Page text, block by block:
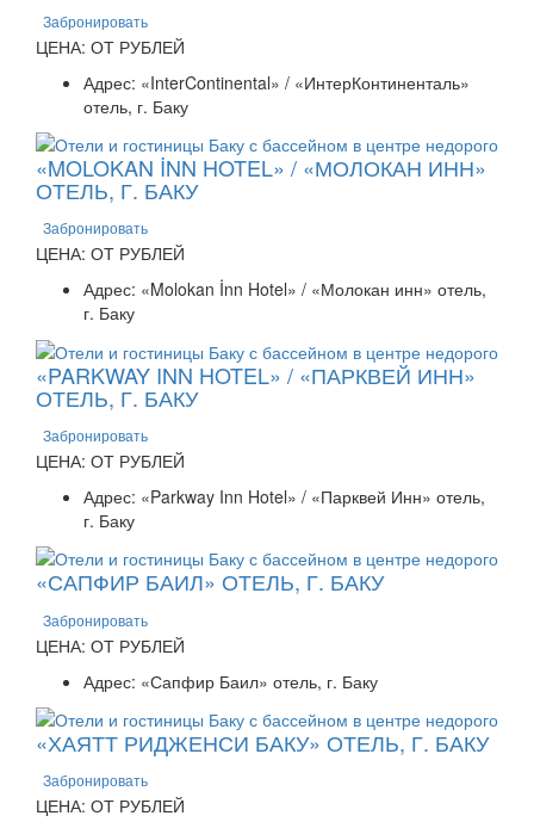
Забронировать
ЦЕНА: ОТ РУБЛЕЙ
Адрес: «InterContinental» / «ИнтерКонтиненталь»
отель, г. Баку
«MOLOKAN İNN HOTEL» / «МОЛОКАН ИНН»
ОТЕЛЬ, Г. БАКУ
Забронировать
ЦЕНА: ОТ РУБЛЕЙ
Адрес: «Molokan İnn Hotel» / «Молокан инн» отель,
г. Баку
«PARKWAY INN HOTEL» / «ПАРКВЕЙ ИНН»
ОТЕЛЬ, Г. БАКУ
Забронировать
ЦЕНА: ОТ РУБЛЕЙ
Адрес: «Parkway Inn Hotel» / «Парквей Инн» отель,
г. Баку
«САПФИР БАИЛ» ОТЕЛЬ, Г. БАКУ
Забронировать
ЦЕНА: ОТ РУБЛЕЙ
Адрес: «Сапфир Баил» отель, г. Баку
«ХАЯТТ РИДЖЕНСИ БАКУ» ОТЕЛЬ, Г. БАКУ
Забронировать
ЦЕНА: ОТ РУБЛЕЙ